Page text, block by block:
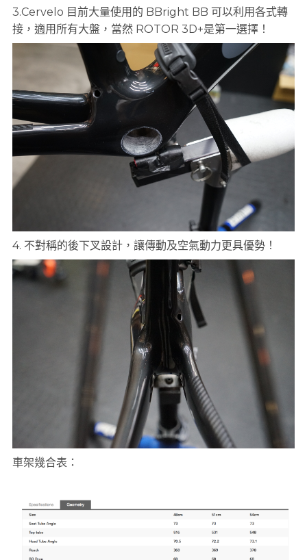
3.Cervelo 目前大量使用的 BBright BB 可以利用各式轉
接，適用所有大盤，當然 ROTOR 3D+是第一選擇！
4. 不對稱的後下叉設計，讓傳動及空氣動力更具優勢！
車架幾合表：